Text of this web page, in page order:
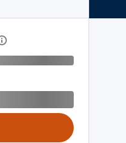
デジタルライセンスダイ